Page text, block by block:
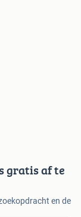
gratis af te
en de